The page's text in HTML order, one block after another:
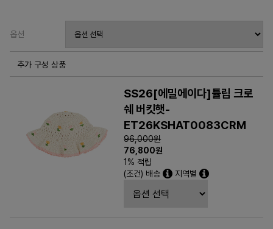
옵션
추가 구성 상품
SS26[에밀에이다]튤립 크로
쉐 버킷햇-
ET26KSHAT0083CRM
96,000원
76,800원
1% 적립
(조건) 배송
지역별